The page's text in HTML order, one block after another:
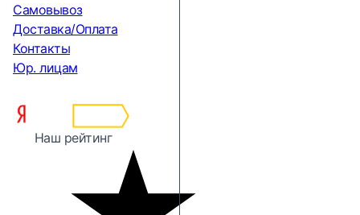
Самовывоз
Доставка/Оплата
Контакты
Юр. лицам
Наш рейтинг